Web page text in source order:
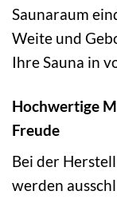
Saunaraum
Weite und
Ihre Sauna in
Hochwertige
Freude
Bei der
werden